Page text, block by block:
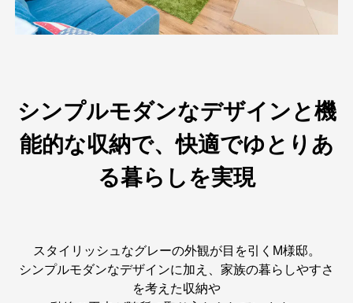
シンプルモダンなデザインと機
能的な収納で、快適でゆとりあ
る暮らしを実現
スタイリッシュなグレーの外観が目を引くM様邸。
シンプルモダンなデザインに加え、家族の暮らしやすさ
を考えた収納や